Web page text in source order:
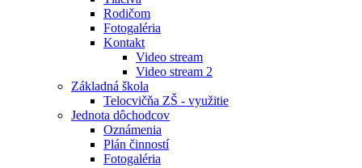
Rodičom
Fotogaléria
Kontakt
Video stream
Video stream 2
Základná škola
Telocvičňa ZŠ - využitie
Jednota dôchodcov
Oznámenia
Plán činností
Fotogaléria